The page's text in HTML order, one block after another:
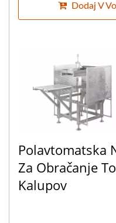
Dodaj V
Polavtomatska
Za Obračanje
Kalupov